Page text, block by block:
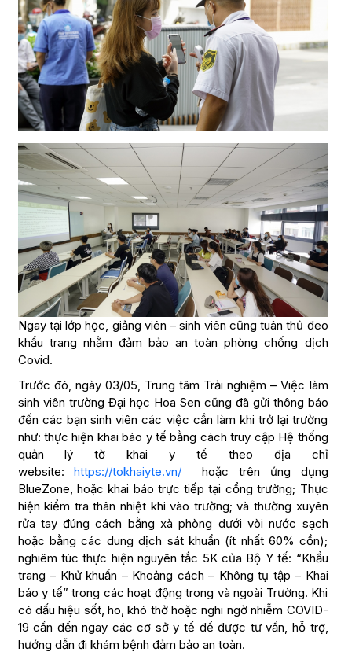
Ngay tại lớp học, giảng viên – sinh viên cũng tuân thủ đeo
khẩu trang nhằm đảm bảo an toàn phòng chống dịch
Covid.
Trước đó, ngày 03/05, Trung tâm Trải nghiệm – Việc làm
sinh viên trường Đại học Hoa Sen cũng đã gửi thông báo
đến các bạn sinh viên các việc cần làm khi trở lại trường
như: thực hiện khai báo y tế bằng cách truy cập Hệ thống
quản lý tờ khai y tế theo địa chỉ
website:https://tokhaiyte.vn/
hoặc trên ứng dụng
BlueZone, hoặc khai báo trực tiếp tại cổng trường; Thực
hiện kiểm tra thân nhiệt khi vào trường; và thường xuyên
rửa tay đúng cách bằng xà phòng dưới vòi nước sạch
hoặc bằng các dung dịch sát khuẩn (ít nhất 60% cồn);
nghiêm túc thực hiện nguyên tắc 5K của Bộ Y tế: “Khẩu
trang – Khử khuẩn – Khoảng cách – Không tụ tập – Khai
báo y tế” trong các hoạt động trong và ngoài Trường. Khi
có dấu hiệu sốt, ho, khó thở hoặc nghi ngờ nhiễm COVID-
19 cần đến ngay các cơ sở y tế để được tư vấn, hỗ trợ,
hướng dẫn đi khám bệnh đảm bảo an toàn.